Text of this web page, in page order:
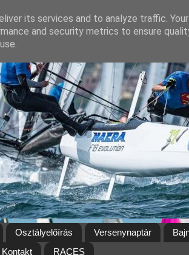
Osztályelőírás Versenynaptár
Kontakt RACES
its services and to analyze traffic.
and security metrics to ensure